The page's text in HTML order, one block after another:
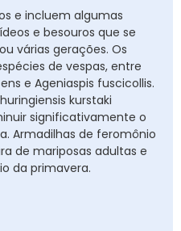
e incluem algumas
e besouros que se
várias gerações. Os
de vespas, entre
e Ageniaspis fuscicollis.
kurstaki
significativamente o
Armadilhas de feromônio
de mariposas adultas e
da primavera.